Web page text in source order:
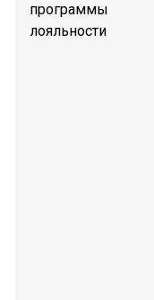
программы
лояльности